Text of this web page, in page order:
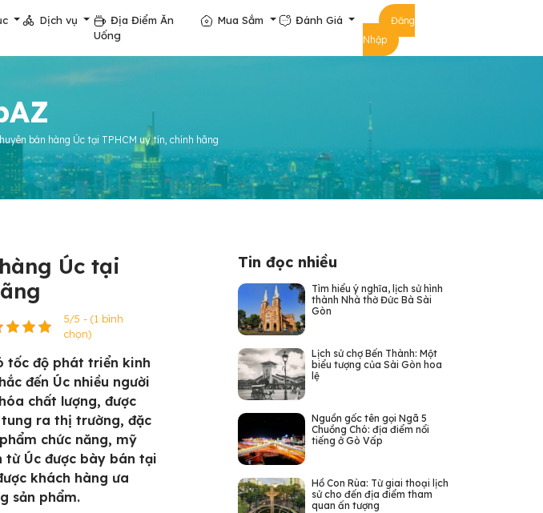
Dịch vụ
Địa Điểm Ăn
Uống
Mua Sắm Đánh Giá
Đăng
Nhập
bán hàng Úc tại TPHCM uy tín, chính hãng
Úc tại
5/5 - (1 bình
chọn)
tốc độ phát triển kinh
đến Úc nhiều người
chất lượng, được
ra thị trường, đặc
chức năng, mỹ
từ Úc được bày bán tại
khách hàng ưa
sản phẩm.
Tin đọc nhiều
Tìm hiểu ý nghĩa, lịch sử hình
thành Nhà thờ Đức Bà Sài
Gòn
Lịch sử chợ Bến Thành: Một
biểu tượng của Sài Gòn hoa
lệ
Nguồn gốc tên gọi Ngã 5
Chuồng Chó: địa điểm nổi
tiếng ở Gò Vấp
Hồ Con Rùa: Từ giai thoại lịch
sử cho đến địa điểm tham
quan ấn tượng